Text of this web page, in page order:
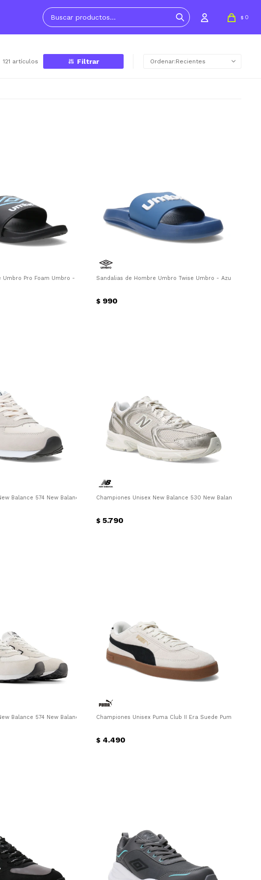
$ 0
121 artículos Recientes
Umbro Pro Foam Umbro - Negro - CelesteSandalias de Hombre Umbro Twise Umbro - Azul - Marino
$ 990
Balance 574 New Balance - Beige - Azul PiedraChampiones Unisex New Balance 530 New Balance -
$ 5.790
Balance 574 New Balance - Gris - BlancoChampiones Unisex Puma Club II Era Suede Puma - Gris -
$ 4.490